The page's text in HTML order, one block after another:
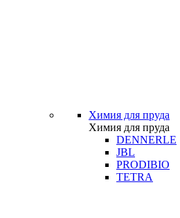
Химия для пруда
Химия для пруда
DENNERLE
JBL
PRODIBIO
TETRA